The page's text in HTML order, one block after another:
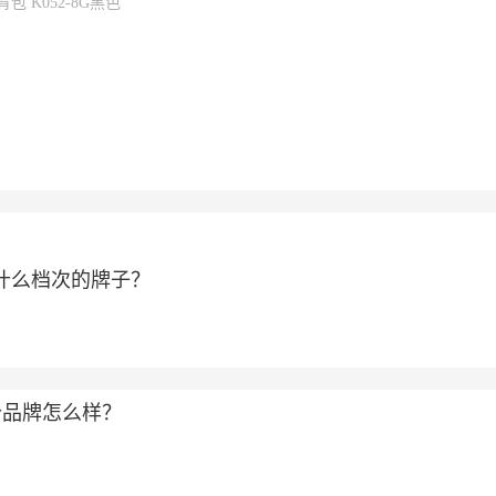
档次的牌子？
牌怎么样？